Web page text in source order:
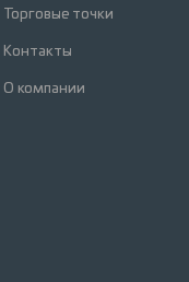
Торговые точки
Контакты
О компании